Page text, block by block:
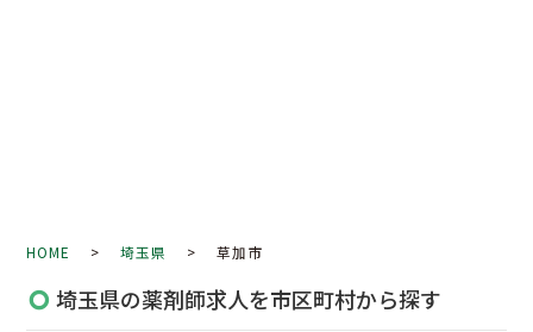
HOME >埼玉県 > 草加市
埼玉県の薬剤師求人を市区町村から探す